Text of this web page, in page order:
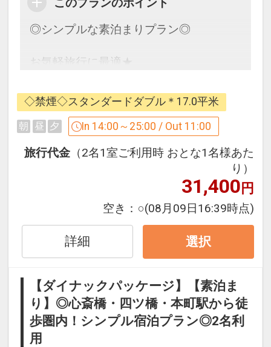
◎シンプルな素泊まりプラン◎
お気軽旅行に最適★
大阪観光の拠点に是非ご利用くださいま
せ★
【お子様添い寝のご案内】
ベッド1台につき小学生以下のお子様1名
ツインルーム → 大人2名（お子様2名添
い寝）
ダブルルーム → 添い寝1名様まで
添い寝のある場合、お手数ですがホテル
設定期間：2024年5月30日～2027年4月
30日
インターネットコース番号：DP-2-
◇禁煙◇スタンダードダブル＊17.0平米
朝 昼 夕 In 14:00～25:00 / Out 11:00
旅行代金 （2名1室ご利用時 おとな1名様あた
り）
31,400円
空き： ○(08月09日16:39時点)
詳細 選択
【ダイナックパッケージ】【素泊ま
り】◎心斎橋・四ツ橋・本町駅から徒
歩圏内！シンプル宿泊プラン◎2名利
用